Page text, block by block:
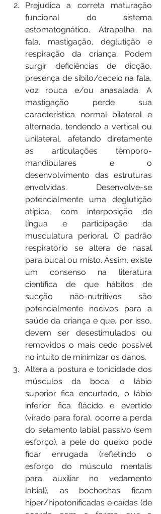
Prejudica a correta maturação
funcional do sistema
estomatognático. Atrapalha na
fala, mastigação, deglutição e
respiração da criança. Podem
surgir deficiências de dicção,
presença de sibilo/ceceio na fala,
voz rouca e/ou anasalada. A
mastigação perde sua
característica normal bilateral e
alternada, tendendo a vertical ou
unilateral, afetando diretamente
as articulações têmporo-
mandibulares e o
desenvolvimento das estruturas
envolvidas. Desenvolve-se
potencialmente uma deglutição
atípica, com interposição de
língua e participação da
musculatura perioral. O padrão
respiratório se altera de nasal
para bucal ou misto. Assim, existe
um consenso na literatura
científica de que hábitos de
sucção não-nutritivos são
potencialmente nocivos para a
saúde da criança e que, por isso,
devem ser desestimulados ou
removidos o mais cedo possível
no intuito de minimizar os danos.
Altera a postura e tonicidade dos
músculos da boca: o lábio
superior fica encurtado, o lábio
inferior fica flácido e evertido
(virado para fora), ocorre a perda
do selamento labial passivo (sem
esforço), a pele do queixo pode
ficar enrugada (refletindo o
esforço do músculo mentalis
para auxiliar no vedamento
labial), as bochechas ficam
hiper/hipotonificadas e caídas (de